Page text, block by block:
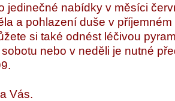
jedinečné nabídky v měsíci
a pohlazení duše v
si také odnést léčivou
nebo v neděli je nutné
Vás.